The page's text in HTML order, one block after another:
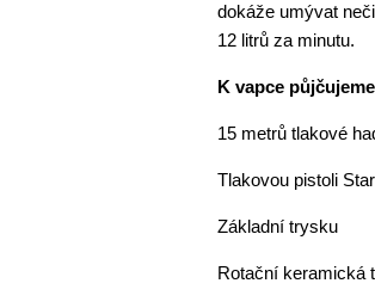
dokáže umývat
12 litrů za minutu.
K vapce
15 metrů tlakové
Tlakovou pistoli
Základní trysku
Rotační keramická